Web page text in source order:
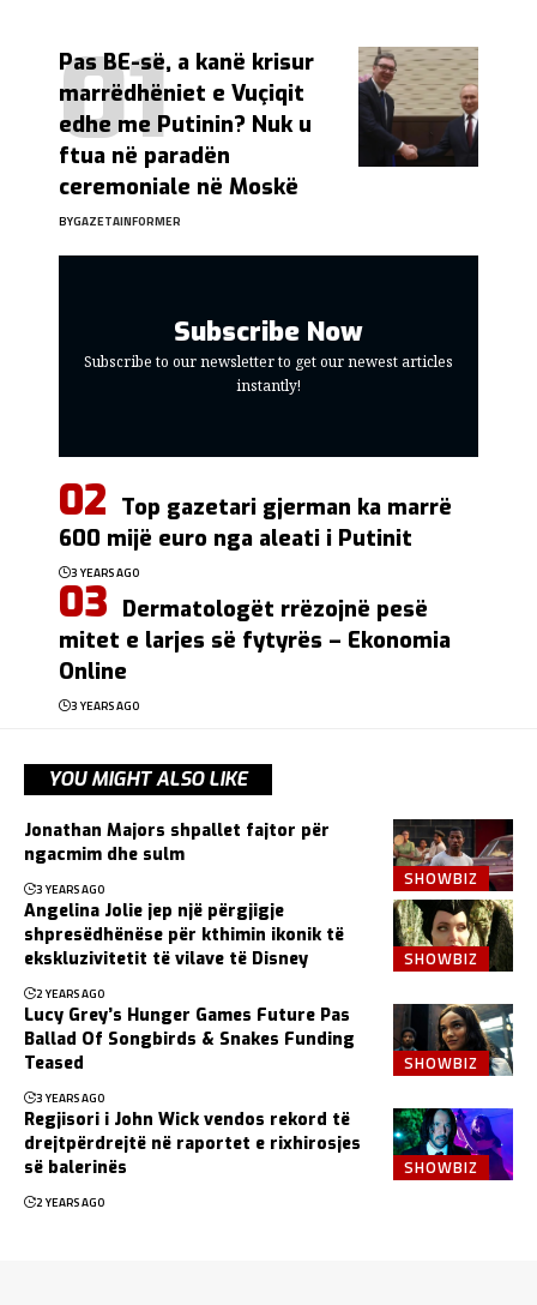
Pas BE-së, a kanë krisur
marrëdhëniet e Vuçiqit
edhe me Putinin? Nuk u
ftua në paradën
ceremoniale në Moskë
BYGAZETAINFORMER
Subscribe Now
Subscribe to our newsletter to get our newest articles
instantly!
Top gazetari gjerman ka marrë
600 mijë euro nga aleati i Putinit
3 YEARS AGO
Dermatologët rrëzojnë pesë
mitet e larjes së fytyrës – Ekonomia
Online
3 YEARS AGO
YOU MIGHT ALSO LIKE
SHOWBIZ
Jonathan Majors shpallet fajtor për
ngacmim dhe sulm
3 YEARS AGO
SHOWBIZ
Angelina Jolie jep një përgjigje
shpresëdhënëse për kthimin ikonik të
ekskluzivitetit të vilave të Disney
2 YEARS AGO
SHOWBIZ
Lucy Grey’s Hunger Games Future Pas
Ballad Of Songbirds & Snakes Funding
Teased
3 YEARS AGO
SHOWBIZ
Regjisori i John Wick vendos rekord të
drejtpërdrejtë në raportet e rixhirosjes
së balerinës
2 YEARS AGO